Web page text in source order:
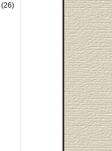
(26)